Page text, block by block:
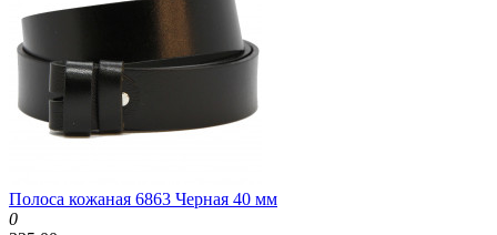
Полоса кожаная 6863 Черная 40 мм
0